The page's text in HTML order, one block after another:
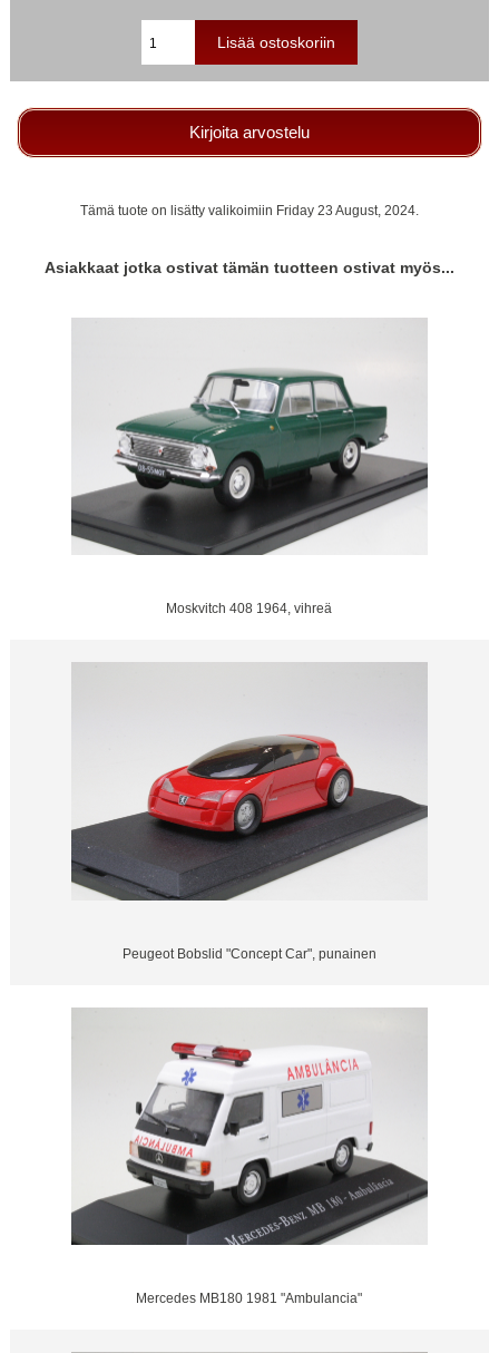
Kirjoita arvostelu
Tämä tuote on lisätty valikoimiin Friday 23 August, 2024.
Asiakkaat jotka ostivat tämän tuotteen ostivat myös...
Moskvitch 408 1964, vihreä
Peugeot Bobslid "Concept Car", punainen
Mercedes MB180 1981 "Ambulancia"